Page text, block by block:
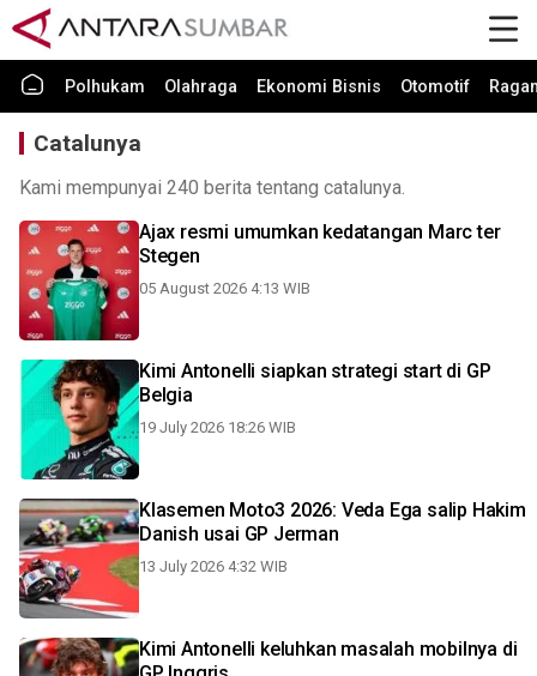
Polhukam Olahraga Ekonomi Bisnis Otomotif
Catalunya
Kami mempunyai 240 berita tentang catalunya.
Ajax resmi umumkan kedatangan Marc ter
Stegen
05 August 2026 4:13 WIB
Kimi Antonelli siapkan strategi start di GP
Belgia
19 July 2026 18:26 WIB
Klasemen Moto3 2026: Veda Ega salip Hakim
Danish usai GP Jerman
13 July 2026 4:32 WIB
Kimi Antonelli keluhkan masalah mobilnya di